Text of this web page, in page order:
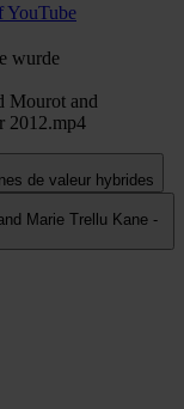
YouTube
wurde
Mourot and
2012.mp4
de valeur hybrides
Marie Trellu Kane -